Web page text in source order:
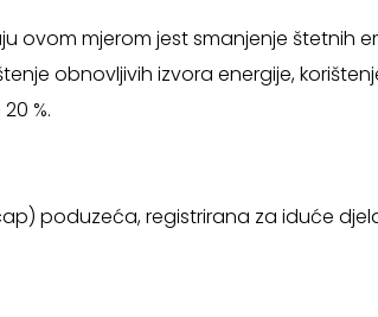
ovom mjerom jest smanjenje štetnih
obnovljivih izvora energije,
%.
poduzeća, registrirana za iduće